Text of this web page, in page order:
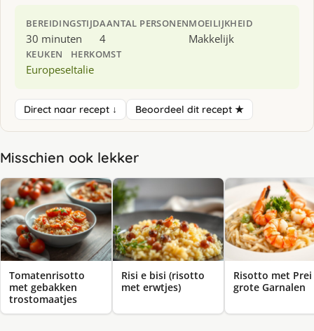
BEREIDINGSTIJD
30 minuten
AANTAL PERSONEN
4
MOEILIJKHEID
Makkelijk
KEUKEN
Europese
HERKOMST
Italie
Direct naar recept ↓ Beoordeel dit recept ★
Misschien ook lekker
Tomatenrisotto
met gebakken
trostomaatjes
Risi e bisi (risotto
met erwtjes)
Risotto met Prei
grote Garnalen